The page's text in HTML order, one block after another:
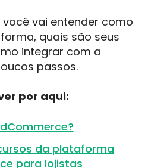
vai entender como
quais são seus
integrar com a
passos.
por aqui:
da plataforma
para lojistas